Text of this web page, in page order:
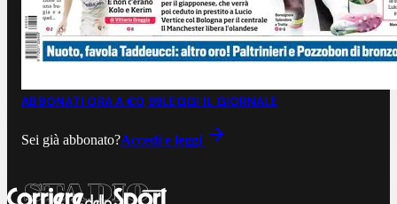
ABBONATI ORA A €0,99LEGGI IL GIORNALE
Sei già abbonato?Accedi e leggi